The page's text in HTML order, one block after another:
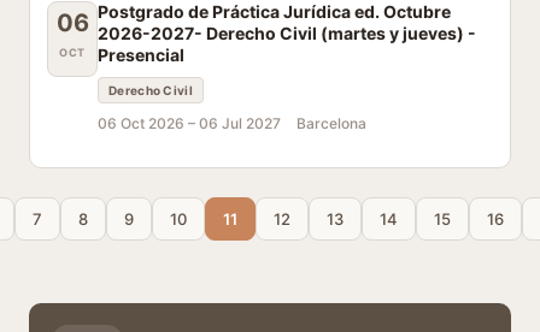
06
OCT
Postgrado de Práctica Jurídica ed. Octubre
2026-2027- Derecho Civil (martes y jueves) -
Presencial
Derecho Civil
06 Oct 2026 – 06 Jul 2027 Barcelona
7 8 9 10 11 12 13 14 15 16